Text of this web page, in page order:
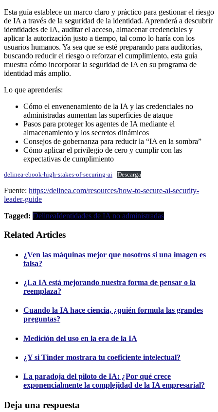
Esta guía establece un marco claro y práctico para gestionar el riesgo
de IA a través de la seguridad de la identidad. Aprenderá a descubrir
identidades de IA, auditar el acceso, almacenar credenciales y
aplicar la autorización justo a tiempo, tal como lo haría con los
usuarios humanos. Ya sea que se esté preparando para auditorías,
buscando reducir el riesgo o reforzar el cumplimiento, esta guía
muestra cómo incorporar la seguridad de IA en su programa de
identidad más amplio.
Lo que aprenderás:
Cómo el envenenamiento de la IA y las credenciales no
administradas aumentan las superficies de ataque
Pasos para proteger los agentes de IA mediante el
almacenamiento y los secretos dinámicos
Consejos de gobernanza para reducir la “IA en la sombra”
Cómo aplicar el privilegio de cero y cumplir con las
expectativas de cumplimiento
delinea-ebook-high-stakes-of-securing-ai Descarga
Fuente: https://delinea.com/resources/how-to-secure-ai-security-
leader-guide
Tagged: DelineaIdentidades de IA no administradas
Related Articles
¿Ven las máquinas mejor que nosotros si una imagen es
falsa?
¿La IA está mejorando nuestra forma de pensar o la
reemplaza?
Cuando la IA hace ciencia, ¿quién formula las grandes
preguntas?
Medición del uso en la era de la IA
¿Y si Tinder mostrara tu coeficiente intelectual?
La paradoja del piloto de IA: ¿Por qué crece
exponencialmente la complejidad de la IA empresarial?
Deja una respuesta